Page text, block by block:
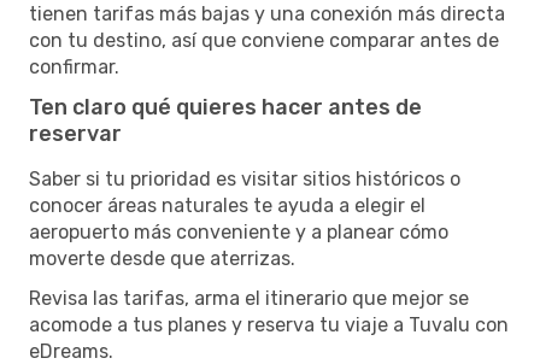
tienen tarifas más bajas y una conexión más directa
con tu destino, así que conviene comparar antes de
confirmar.
Ten claro qué quieres hacer antes de
reservar
Saber si tu prioridad es visitar sitios históricos o
conocer áreas naturales te ayuda a elegir el
aeropuerto más conveniente y a planear cómo
moverte desde que aterrizas.
Revisa las tarifas, arma el itinerario que mejor se
acomode a tus planes y reserva tu viaje a Tuvalu con
eDreams.